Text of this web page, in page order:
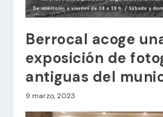
Berrocal acoge
exposición de
antiguas del
9 marzo, 2023